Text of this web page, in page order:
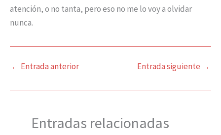
atención, o no tanta, pero eso no me lo voy a olvidar
nunca.
← Entrada anterior Entrada siguiente →
Entradas relacionadas